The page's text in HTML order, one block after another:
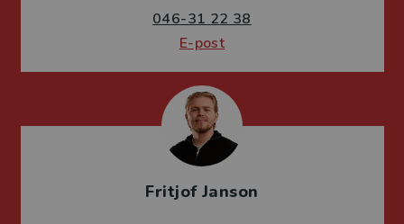
046-31 22 38
E-post
Fritjof Janson